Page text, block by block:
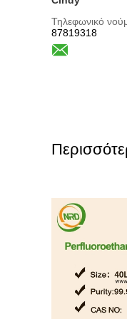
Τηλεφωνικό
87819318